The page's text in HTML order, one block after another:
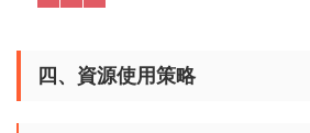
四、資源使用策略